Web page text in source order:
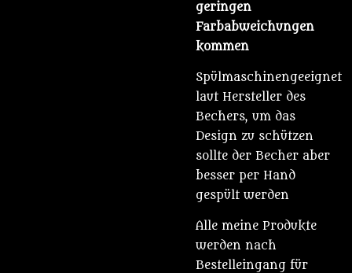
geringen
Farbabweichungen
kommen
Spülmaschinengeeignet
laut Hersteller des
Bechers, um das
Design zu schützen
sollte der Becher aber
besser per Hand
gespült werden
Alle meine Produkte
werden nach
Bestelleingang für